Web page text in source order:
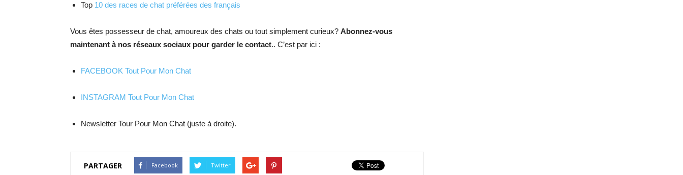
Top 10 des races de chat préférées des français
Vous êtes possesseur de chat, amoureux des chats ou tout simplement curieux? Abonnez-vous
maintenant à nos réseaux sociaux pour garder le contact.. C’est par ici :
FACEBOOK Tout Pour Mon Chat
INSTAGRAM Tout Pour Mon Chat
Newsletter Tour Pour Mon Chat (juste à droite).
PARTAGER Facebook Twitter